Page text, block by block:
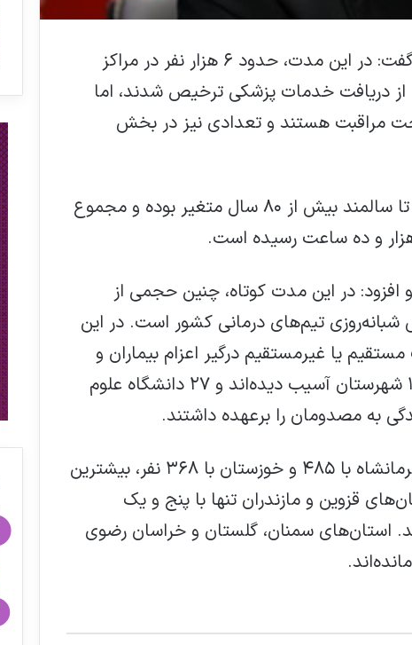
به گزارش فارمانیوز، دکتر حسین کرمانپور گفت: در این مدت، حدود ۶ هزار نفر در مراکز
دریافت خدمات پزشکی ترخیص شدند، اما
تحت مراقبت هستند و تعدادی نیز در بخش
به گفته وی، سن قربانیان از کودک ۴ ساله تا سالمند بیش از ۸۰ سال متغیر بوده و مجموع
و ده ساعت رسیده است.
افزود: در این مدت کوتاه، چنین حجمی از
تیم‌های درمانی کشور است. در این
به‌صورت مستقیم یا غیرمستقیم درگیر اعزام بیماران و
ارائه خدمات درمانی شدند. در مجموع ۱۰۰ شهرستان آسیب‌ دیده‌اند و ۲۷ دانشگاه علوم
به مصدومان را برعهده داشتند.
وی با بیان اینکه تهران با ۲۷۸۰ مصدوم، کرمانشاه با ۴۸۵ و خوزستان با ۳۶۸ نفر، بیشترین
قزوین و مازندران تنها با پنج و یک
استان‌های سمنان، گلستان و خراسان رضوی